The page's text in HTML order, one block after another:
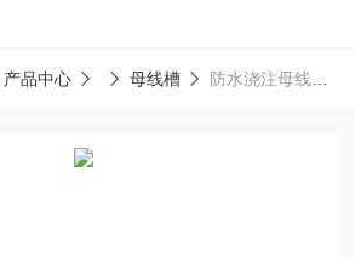
产品中心 母线槽 防水浇注母线直销